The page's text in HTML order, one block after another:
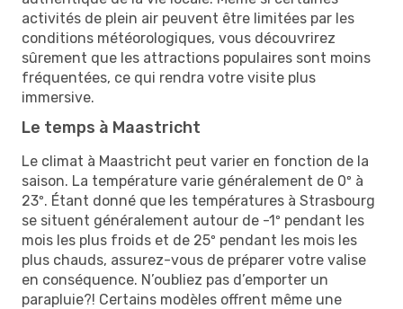
activités de plein air peuvent être limitées par les
conditions météorologiques, vous découvrirez
sûrement que les attractions populaires sont moins
fréquentées, ce qui rendra votre visite plus
immersive.
Le temps à Maastricht
Le climat à Maastricht peut varier en fonction de la
saison. La température varie généralement de 0º à
23º. Étant donné que les températures à Strasbourg
se situent généralement autour de -1º pendant les
mois les plus froids et de 25º pendant les mois les
plus chauds, assurez-vous de préparer votre valise
en conséquence. N’oubliez pas d’emporter un
parapluie?! Certains modèles offrent même une